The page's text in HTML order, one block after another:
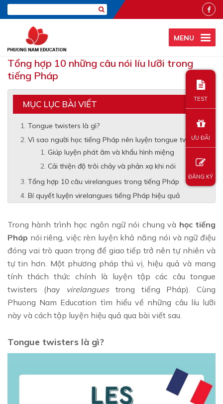
MENU
Tổng hợp 10 những câu nói líu lưỡi trong
tiếng Pháp
MỤC LỤC BÀI VIẾT
Tongue twisters là gì?
Vì sao người học tiếng Pháp nên luyện tongue twisters?
Giúp luyện phát âm và khẩu hình miệng
Cải thiện độ trôi chảy và phản xạ khi nói
Tổng hợp 10 câu virelangues trong tiếng Pháp
Bí quyết luyện virelangues tiếng Pháp hiệu quả
Trong hành trình học ngôn ngữ nói chung và học tiếng
Pháp nói riêng, việc rèn luyện khả năng nói và ngữ điệu
đóng vai trò quan trọng để giao tiếp trở nên tự nhiên và
tự tin hơn. Một phương pháp thú vị, hiệu quả và mang
tính thách thức chính là luyện tập các câu tongue
twisters (hay virelanguestrong tiếng Pháp). Cùng
Phuong Nam Education tìm hiểu về những câu líu lưỡi
này và cách tập luyện hiệu quả qua bài viết sau.
Tongue twisters là gì?
TEST
ƯU ĐÃI
ĐĂNG KÝ